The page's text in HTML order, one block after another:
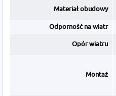
Materiał obudowy
Odporność na wiatr
Opór wiatru
Montaż